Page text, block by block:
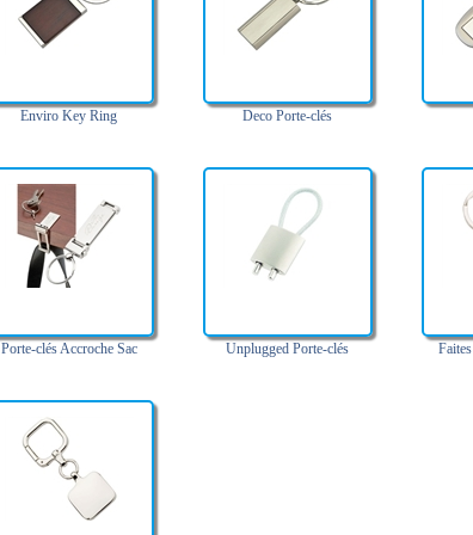
Enviro Key Ring Deco Porte-clés
Porte-clés Accroche Sac Unplugged Porte-clés